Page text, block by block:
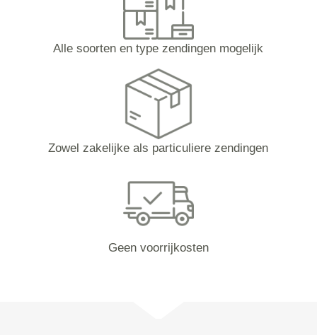
Alle soorten en type zendingen mogelijk
Zowel zakelijke als particuliere zendingen
Geen voorrijkosten